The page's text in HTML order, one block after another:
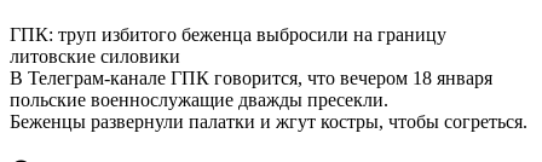
ГПК: труп избитого беженца выбросили на границу
литовские силовики
В Телеграм-канале ГПК говорится, что вечером 18 января
польские военнослужащие дважды пресекли.
Беженцы развернули палатки и жгут костры, чтобы согреться.